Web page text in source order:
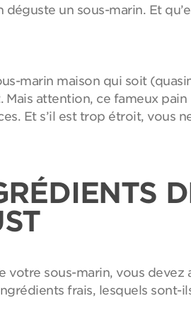
un sous-marin. Et
marin maison qui soit
Mais attention, ce fameux
Et s’il est trop étroit, vous
sous-marin, vous devez
frais, lesquels sont-